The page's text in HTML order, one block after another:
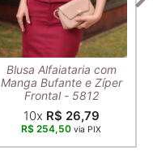
Blusa Alfaiataria com
Manga Bufante e Zíper
Frontal - 5812
10x R$ 26,79
R$ 254,50 via PIX